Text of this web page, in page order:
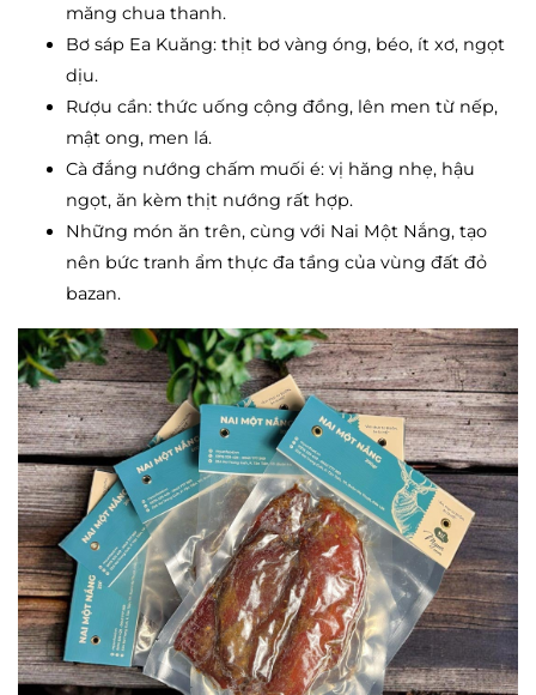
măng chua thanh.
Bơ sáp Ea Kuăng: thịt bơ vàng óng, béo, ít xơ, ngọt
dịu.
Rượu cần: thức uống cộng đồng, lên men từ nếp,
mật ong, men lá.
Cà đắng nướng chấm muối é: vị hăng nhẹ, hậu
ngọt, ăn kèm thịt nướng rất hợp.
Những món ăn trên, cùng với Nai Một Nắng, tạo
nên bức tranh ẩm thực đa tầng của vùng đất đỏ
bazan.